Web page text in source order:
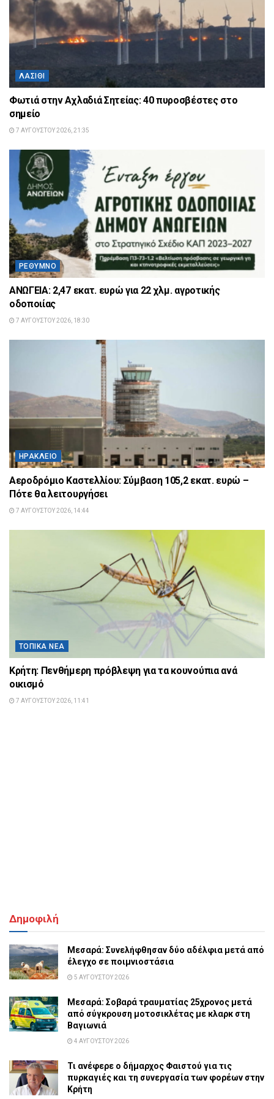
ΛΑΣΊΘΙ
Φωτιά στην Αχλαδιά Σητείας: 40 πυροσβέστες στο
σημείο
7 ΑΥΓΟΎΣΤΟΥ 2026, 21:35
ΡΈΘΥΜΝΟ
ΑΝΩΓΕΙΑ: 2,47 εκατ. ευρώ για 22 χλμ. αγροτικής
οδοποιίας
7 ΑΥΓΟΎΣΤΟΥ 2026, 18:30
ΗΡΆΚΛΕΙΟ
Αεροδρόμιο Καστελλίου: Σύμβαση 105,2 εκατ. ευρώ –
Πότε θα λειτουργήσει
7 ΑΥΓΟΎΣΤΟΥ 2026, 14:44
ΤΟΠΙΚΆ ΝΈΑ
Κρήτη: Πενθήμερη πρόβλεψη για τα κουνούπια ανά
οικισμό
7 ΑΥΓΟΎΣΤΟΥ 2026, 11:41
Δημοφιλή
Μεσαρά: Συνελήφθησαν δύο αδέλφια μετά από
έλεγχο σε ποιμνιοστάσια
5 ΑΥΓΟΎΣΤΟΥ 2026
Μεσαρά: Σοβαρά τραυματίας 25χρονος μετά
από σύγκρουση μοτοσικλέτας με κλαρκ στη
Βαγιωνιά
4 ΑΥΓΟΎΣΤΟΥ 2026
Τι ανέφερε ο δήμαρχος Φαιστού για τις
πυρκαγιές και τη συνεργασία των φορέων στην
Κρήτη